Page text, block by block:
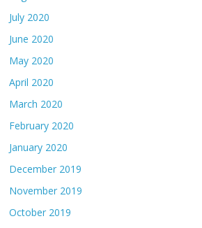
July 2020
June 2020
May 2020
April 2020
March 2020
February 2020
January 2020
December 2019
November 2019
October 2019